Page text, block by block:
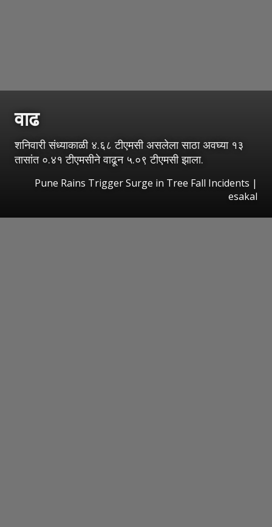
वाढ
शनिवारी संध्याकाळी ४.६८ टीएमसी असलेला साठा अवघ्या १३
तासांत ०.४१ टीएमसीने वाढून ५.०९ टीएमसी झाला.
Pune Rains Trigger Surge in Tree Fall Incidents |
esakal